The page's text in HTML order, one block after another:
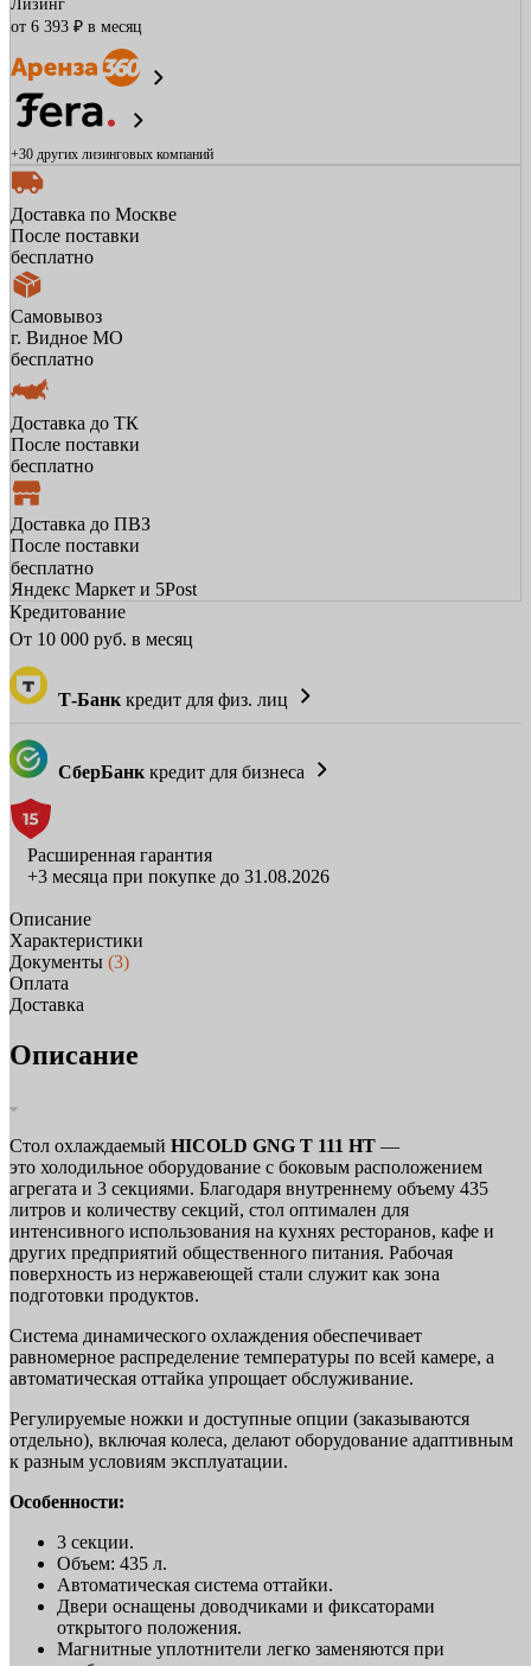
Лизинг
от 6 393 ₽ в месяц
+30 других лизинговых компаний
Доставка по Москве
После поставки
бесплатно
Самовывоз
г. Видное МО
бесплатно
Доставка до ТК
После поставки
бесплатно
Доставка до ПВЗ
После поставки
бесплатно
Яндекс Маркет и 5Post
Кредитование
От 10 000 руб. в месяц
Т-Банк кредит для физ. лиц
СберБанк кредит для бизнеса
Расширенная гарантия
+3 месяца при покупке до 31.08.2026
Описание
Характеристики
Документы (3)
Оплата
Доставка
Описание
Стол охлаждаемый HICOLD GNG T 111 HT —
это холодильное оборудование с боковым расположением
агрегата и 3 секциями. Благодаря внутреннему объему 435
литров и количеству секций, стол оптимален для
интенсивного использования на кухнях ресторанов, кафе и
других предприятий общественного питания. Рабочая
поверхность из нержавеющей стали служит как зона
подготовки продуктов.
Система динамического охлаждения обеспечивает
равномерное распределение температуры по всей камере, а
автоматическая оттайка упрощает обслуживание.
Регулируемые ножки и доступные опции (заказываются
отдельно), включая колеса, делают оборудование адаптивным
к разным условиям эксплуатации.
Особенности:
3 секции.
Объем: 435 л.
Автоматическая система оттайки.
Двери оснащены доводчиками и фиксаторами
открытого положения.
Магнитные уплотнители легко заменяются при